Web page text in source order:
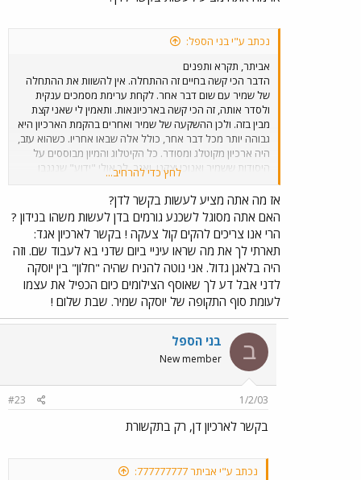
נכתב ע"י בני הספל:
אביתר, תקרא ותפנים
הדבר הכי קשה בחיים זה ההתחלה. אין להשוות את ההתחלה
של שמיר עם שום דבר אחר. לקחת ערימת מסמכים ענקית
ולסדר אותה, זה הכי קשה בארכיונאות. ותאמין לי שאני קצת
מבין בזה. ולכן ההשקעה של שמיר ואחרים בהקמת הארכיון היא
גבוהה יותר מכל דבר אחר, כולל אלה שבאו אחריו. כשהוא עזב,
היה ארכיון מקוטלג ומסודר. כל הקיטלוג והמיון מבוססים על
היסודות ששמיר ואנוכי יצקנו. ואגב, לך אולי "ידוע" שנגנבו
דברים בתקופת שמיר. לי לא ידוע כי פשוט בתקופתו היה רישום
קפדני של המשתמשים. ברור שכיום ההיקפים הם אחרים, (אם
כי לא גדולים בהרבה מבתקופת יוסף שמיר).זה שהדבר הוזנח
מאד אחר כך ושאולי נגנבו מסמכים, לא מפחית מהזכויות של
שמיר ואני הייתי מצפה ממך, אביתר, העוסק בהסטוריה, לא
להתעלם מזכויות הסטוריות ומעובדות הסטוריות, גם כשזה נוגע
לאדם אחר או לתקופה שאותה לא הכרת. כל הכבוד לאגד (וגם
לחברת החשמל, אגב) שמטפחים את הארכיון. ותפנים עוד דבר
אחד שהוא מיקצועי לארכיונאות: אין דבר כזה לשמור הכל. אם
אגד ודן היו שומרים הכל, כולל חפצים, לא היה מקום בארגון
לכל דבר אחר. רוב הניירת בארגון חייבת להזרק וכאחד המעיד
על עצמו כמומחה בחוק הארכיונים, בוודאי שאתה מכיר את
התקנות לחוק המסדירות את ההשמדה (בלשון מקצועית, ביעור)
נשמרת לצמיתות מסיבות הסטוריות. ולכן ארכיונאי מיקצועי
שולט על כל שרשרת החיים של הנייר מרגע הווצרותו ועד
נעשה בארגונים גדולים בארץ כמו בחברת החשמל ולא נעשה,
בדן. ותפנים בבקשה עוד דבר שכתבתי מקודם ביחס לחוק
הארכיונים: דן לא מחוייבת להקים ארכיון הסטורי. זה שהארגון
לחץ כדי להרחיב...
אז מה אתה מציע לעשות בקשר לדן?
האם אתה מסוגל לשכנע גורמים בדן לעשות משהו בנידון ?
הרי אנו צריכים להקים קול צעקה ! בקשר לארכיון אגד:
תארתי לך את מה שראו עיניי ביום שדני בא לעבוד שם. וזה
היה בלאגן גדול. אני נוטה להניח שהיה "חלון" בין יוסקה
לדני אבל דע לך שאוסף הצילומים כיום הכפיל את עצמו
לעומת סוף התקופה של יוסקה שמיר. שבת שלום !
ב בני הספל
New member
1/2/03
#23
בקשר לארכיון דן, רק בתקשורת
נכתב ע"י אביתר 777777777: